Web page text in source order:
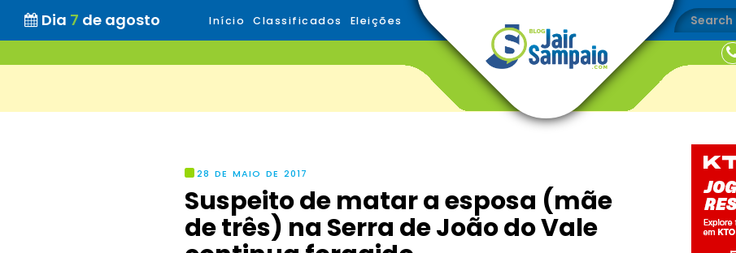
Dia 7 de agosto Início Classificados Eleições
28 DE MAIO DE 2017
Suspeito de matar a esposa (mãe
de três) na Serra de João do Vale